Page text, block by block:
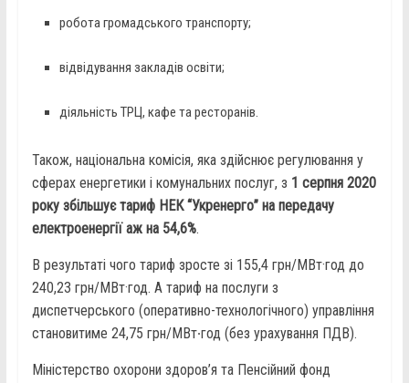
робота громадського транспорту;
відвідування закладів освіти;
діяльність ТРЦ, кафе та ресторанів.
Також, національна комісія, яка здійснює регулювання у
сферах енергетики і комунальних послуг, з 1 серпня 2020
року збільшує тариф НЕК “Укренерго” на передачу
електроенергії аж на 54,6%.
В результаті чого тариф зросте зі 155,4 грн/МВт·год до
240,23 грн/МВт·год. А тариф на послуги з
диспетчерського (оперативно-технологічного) управління
становитиме 24,75 грн/МВт∙год (без урахування ПДВ).
Міністерство охорони здоров’я та Пенсійний фонд